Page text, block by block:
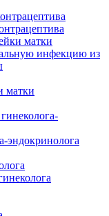
матки
инфекцию из
матки
эндокринолога